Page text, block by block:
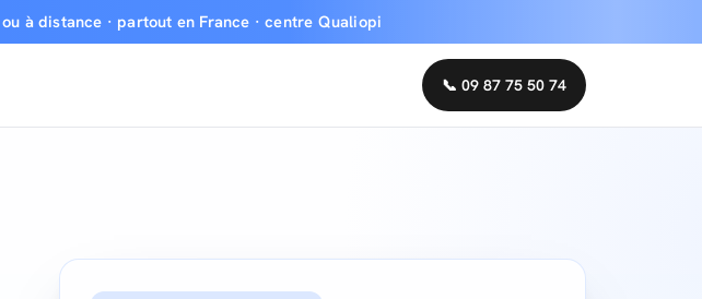
à distance · partout en France · centre Qualiopi
📞 09 87 75 50 74